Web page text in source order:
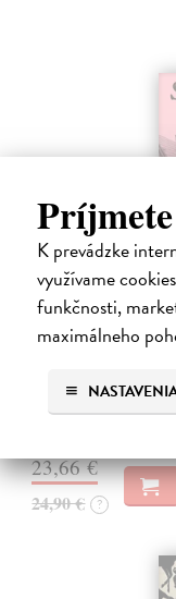
Príjmete
K prevádzke
využívame
funkčnosti,
maximálneho
Sedliačky
„Neplač, dieťa moje.
vyvolená,“ hovorí
23,66 €
24,90 € ?